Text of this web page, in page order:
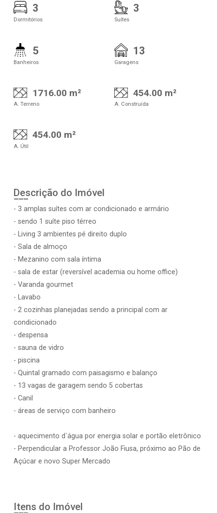
3
Dormitórios
3
Suítes
5
Banheiros
13
Garagens
1716.00 m²
A. Terreno
454.00 m²
A. Construída
454.00 m²
A. Útil
Descrição do Imóvel
- 3 amplas suítes com ar condicionado e armário
- sendo 1 suíte piso térreo
- Living 3 ambientes pé direito duplo
- Sala de almoço
- Mezanino com sala íntima
- sala de estar (reversível academia ou home office)
- Varanda gourmet
- Lavabo
- 2 cozinhas planejadas sendo a principal com ar
condicionado
- despensa
- sauna de vidro
- piscina
- Quintal gramado com paisagismo e balanço
- 13 vagas de garagem sendo 5 cobertas
- Canil
- áreas de serviço com banheiro
- aquecimento d`água por energia solar e portão eletrônico
- Perpendicular a Professor João Fiusa, próximo ao Pão de
Açúcar e novo Super Mercado
Itens do Imóvel